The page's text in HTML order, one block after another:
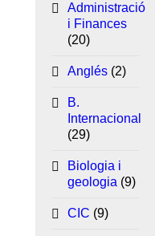
Administració
i Finances
(20)
Anglés(2)
B.
Internacional
(29)
Biologia i
geologia (9)
CIC (9)